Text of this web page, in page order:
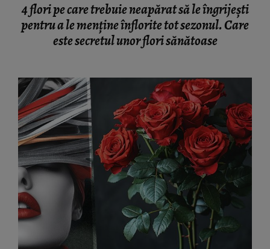
4 flori pe care trebuie neapărat să le îngrijești
pentru a le menține înflorite tot sezonul. Care
este secretul unor flori sănătoase